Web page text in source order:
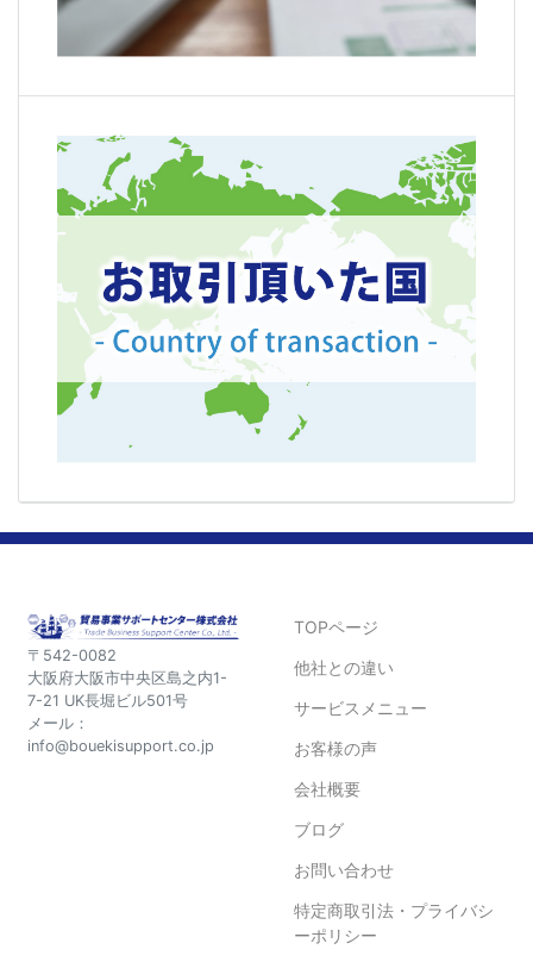
〒542-0082
大阪府大阪市中央区島之内1-
7-21 UK長堀ビル501号
メール：
info@bouekisupport.co.jp
TOPページ
他社との違い
サービスメニュー
お客様の声
会社概要
ブログ
お問い合わせ
特定商取引法・プライバシ
ーポリシー